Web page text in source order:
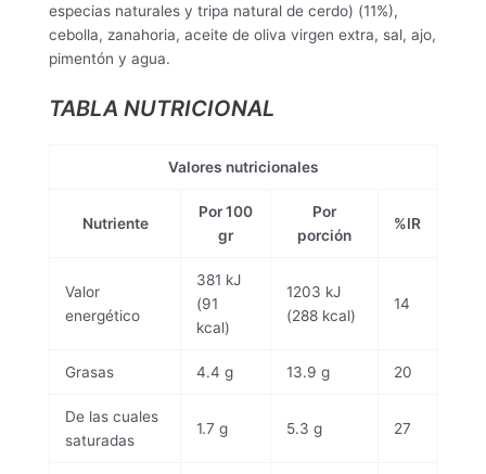
especias naturales y tripa natural de cerdo) (11%),
cebolla, zanahoria, aceite de oliva virgen extra, sal, ajo,
pimentón y agua.
TABLA NUTRICIONAL
Valores nutricionales
Nutriente
Por 100
gr
Por
porción
%IR
Valor
energético
381 kJ
(91
kcal)
1203 kJ
(288 kcal)
14
Grasas 4.4 g 13.9 g 20
De las cuales
saturadas
1.7 g 5.3 g 27